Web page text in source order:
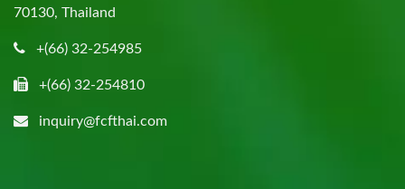
70130, Thailand
+(66) 32-254985
+(66) 32-254810
inquiry@fcfthai.com